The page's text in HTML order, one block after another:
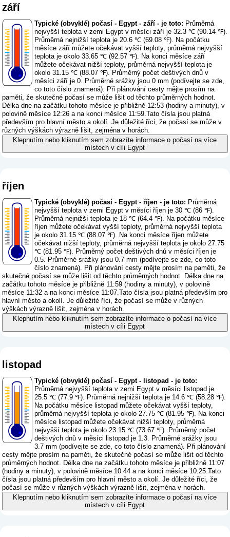
září
Typické (obvyklé) počasí - Egypt - září - je toto: Průměrná
nejvyšší teplota v zemi Egypt v měsíci září je 32.3 ℃ (90.14 ℉).
Průměrná nejnižší teplota je 20.6 ℃ (69.08 ℉). Na počátku
měsíce září můžete očekávat vyšší teploty, průměrná nejvyšší
teplota je okolo 33.65 ℃ (92.57 ℉). Na konci měsíce září
můžete očekávat nižší teploty, průměrná nejvyšší teplota je
okolo 31.15 ℃ (88.07 ℉). Průměrný počet deštivých dnů v
měsíci září je 0. Průměrné srážky jsou 0 mm (podívejte se zde,
co toto číslo znamená). Při plánování cesty mějte prosím na
paměti, že skutečné počasí se může lišit od těchto průměrných hodnot.
Délka dne na začátku tohoto měsíce je přibližně 12:53 (hodiny a minuty), v
polovině měsíce 12:26 a na konci měsíce 11:59.Tato čísla jsou platná
především pro hlavní město a okolí. Je důležité říci, že počasí se může v
různých výškách výrazně lišit, zejména v horách.
Klepnutím nebo kliknutím sem zobrazíte informace o počasí na více
místech v cíli Egypt
říjen
Typické (obvyklé) počasí - Egypt - říjen - je toto: Průměrná
nejvyšší teplota v zemi Egypt v měsíci říjen je 30 ℃ (86 ℉).
Průměrná nejnižší teplota je 18 ℃ (64.4 ℉). Na počátku měsíce
říjen můžete očekávat vyšší teploty, průměrná nejvyšší teplota
je okolo 31.15 ℃ (88.07 ℉). Na konci měsíce říjen můžete
očekávat nižší teploty, průměrná nejvyšší teplota je okolo 27.75
℃ (81.95 ℉). Průměrný počet deštivých dnů v měsíci říjen je
0.5. Průměrné srážky jsou 0.7 mm (podívejte se zde, co toto
číslo znamená). Při plánování cesty mějte prosím na paměti, že
skutečné počasí se může lišit od těchto průměrných hodnot. Délka dne na
začátku tohoto měsíce je přibližně 11:59 (hodiny a minuty), v polovině
měsíce 11:32 a na konci měsíce 11:07.Tato čísla jsou platná především pro
hlavní město a okolí. Je důležité říci, že počasí se může v různých
výškách výrazně lišit, zejména v horách.
Klepnutím nebo kliknutím sem zobrazíte informace o počasí na více
místech v cíli Egypt
listopad
Typické (obvyklé) počasí - Egypt - listopad - je toto:
Průměrná nejvyšší teplota v zemi Egypt v měsíci listopad je
25.5 ℃ (77.9 ℉). Průměrná nejnižší teplota je 14.6 ℃ (58.28 ℉).
Na počátku měsíce listopad můžete očekávat vyšší teploty,
průměrná nejvyšší teplota je okolo 27.75 ℃ (81.95 ℉). Na konci
měsíce listopad můžete očekávat nižší teploty, průměrná
nejvyšší teplota je okolo 23.15 ℃ (73.67 ℉). Průměrný počet
deštivých dnů v měsíci listopad je 1.3. Průměrné srážky jsou
3.7 mm (podívejte se zde, co toto číslo znamená). Při plánování
cesty mějte prosím na paměti, že skutečné počasí se může lišit od těchto
průměrných hodnot. Délka dne na začátku tohoto měsíce je přibližně 11:07
(hodiny a minuty), v polovině měsíce 10:44 a na konci měsíce 10:25.Tato
čísla jsou platná především pro hlavní město a okolí. Je důležité říci, že
počasí se může v různých výškách výrazně lišit, zejména v horách.
Klepnutím nebo kliknutím sem zobrazíte informace o počasí na více
místech v cíli Egypt